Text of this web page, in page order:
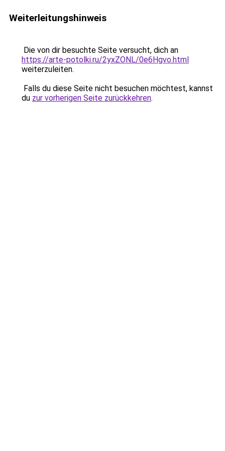
Weiterleitungshinweis
Die von dir besuchte Seite versucht, dich an
https://arte-potolki.ru/2yxZONL/0e6Hgvo.html
weiterzuleiten.
Falls du diese Seite nicht besuchen möchtest, kannst
du zur vorherigen Seite zurückkehren.